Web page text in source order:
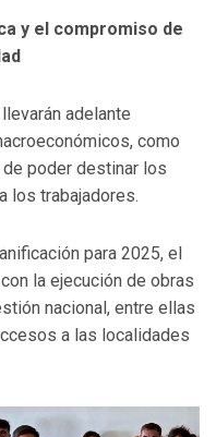
y el compromiso de
adelante
como
poder destinar los
los trabajadores.
para 2025, el
la ejecución de obras
nacional, entre ellas
a las localidades